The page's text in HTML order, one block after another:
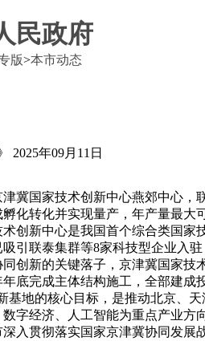
版>本市动态
2025年09月11日
津冀国家技术创新中心燕郊中心
化转化并实现量产，年产量最大
创新中心是我国首个综合类国家
引联泰集群等8家科技型企业入驻
创新的关键落子，京津冀国家技
底完成主体结构施工，全部建成
基地的核心目标，是推动北京、
字经济、人工智能为重点产业方
入贯彻落实国家京津冀协同发展